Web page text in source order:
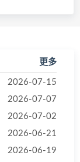
更多
2026-07-15
2026-07-07
2026-07-02
2026-06-21
2026-06-19